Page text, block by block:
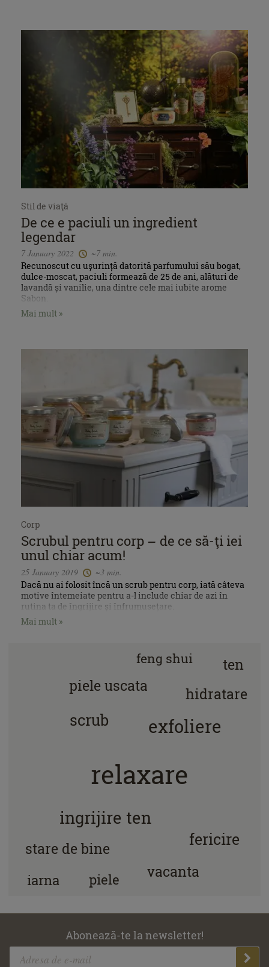
Stil de viaţă
De ce e paciuli un ingredient
legendar
7 January 2022
~7 min.
Recunoscut cu ușurință datorită parfumului său bogat,
dulce-moscat, paciuli formează de 25 de ani, alături de
lavandă și vanilie, una dintre cele mai iubite arome
Sabon.
Mai mult »
Corp
Scrubul pentru corp – de ce să-ţi iei
unul chiar acum!
25 January 2019
~3 min.
Dacă nu ai folosit încă un scrub pentru corp, iată câteva
motive întemeiate pentru a-l include chiar de azi în
rutina ta de îngrijire și înfrumusețare.
Mai mult »
relaxare
exfoliere
ingrijire ten
scrub
fericire
hidratare
stare de bine
piele uscata
ten
vacanta
iarna piele
feng shui
Abonează-te la newsletter!